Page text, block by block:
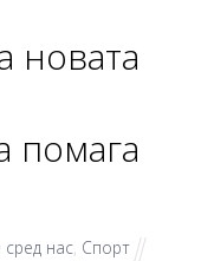
новата
помага
сред нас, Спорт